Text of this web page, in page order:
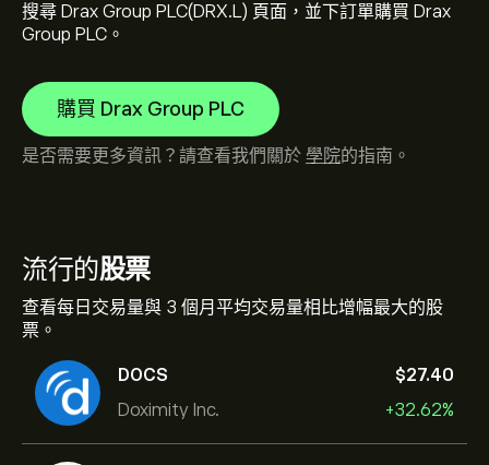
流行的股票
查看每日交易量與 3 個月平均交易量相比增幅最大的股
票。
DOCS
Doximity Inc.
‎$‎27.40
+32.62%
搜尋 Drax Group PLC(DRX.L) 頁面，並下訂單購買 Drax
Group PLC。
購買 Drax Group PLC
是否需要更多資訊？請查看我們關於 學院的指南。